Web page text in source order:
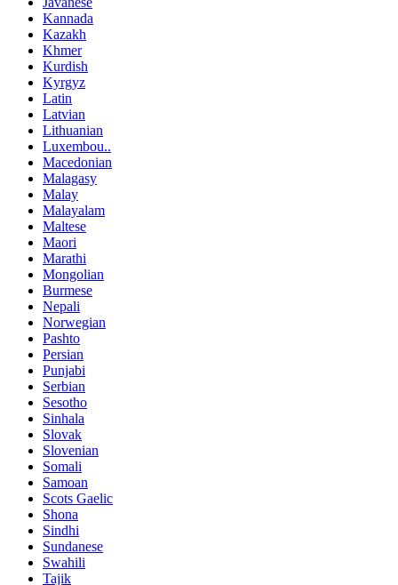
Kannada
Kazakh
Khmer
Kurdish
Kyrgyz
Latin
Latvian
Lithuanian
Luxembou..
Macedonian
Malagasy
Malay
Malayalam
Maltese
Maori
Marathi
Mongolian
Burmese
Nepali
Norwegian
Pashto
Persian
Punjabi
Serbian
Sesotho
Sinhala
Slovak
Slovenian
Somali
Samoan
Scots Gaelic
Shona
Sindhi
Sundanese
Swahili
Tajik